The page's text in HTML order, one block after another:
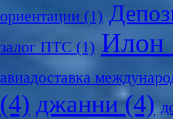
ориентации (1)
залог ПТС (1) Илон
авиадоставка
(4) джанни(4)